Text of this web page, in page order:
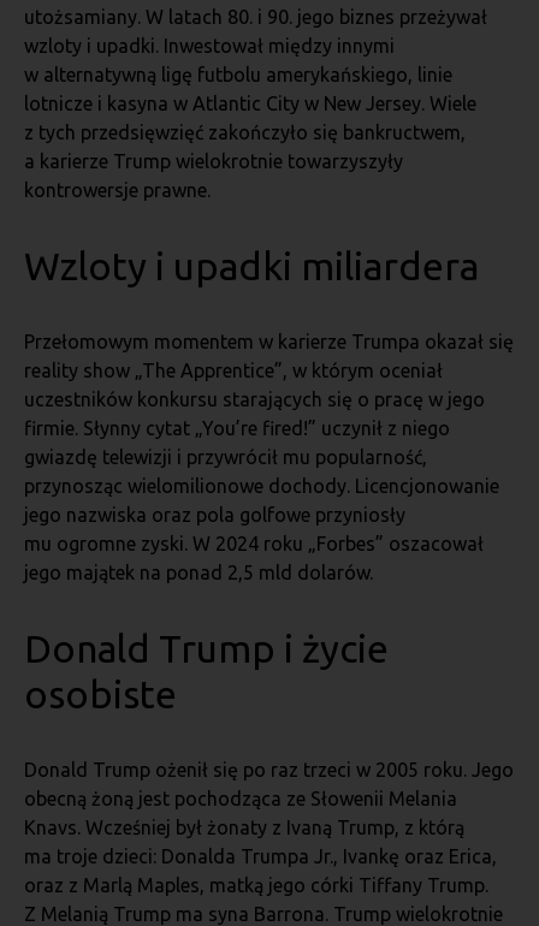
utożsamiany. W latach 80. i 90. jego biznes przeżywał
wzloty i upadki. Inwestował między innymi
w alternatywną ligę futbolu amerykańskiego, linie
lotnicze i kasyna w Atlantic City w New Jersey. Wiele
z tych przedsięwzięć zakończyło się bankructwem,
a karierze Trump wielokrotnie towarzyszyły
kontrowersje prawne.
Wzloty i upadki miliardera
Przełomowym momentem w karierze Trumpa okazał się
reality show „The Apprentice”, w którym oceniał
uczestników konkursu starających się o pracę w jego
firmie. Słynny cytat „You’re fired!” uczynił z niego
gwiazdę telewizji i przywrócił mu popularność,
przynosząc wielomilionowe dochody. Licencjonowanie
jego nazwiska oraz pola golfowe przyniosły
mu ogromne zyski. W 2024 roku „Forbes” oszacował
jego majątek na ponad 2,5 mld dolarów.
Donald Trump i życie
osobiste
Donald Trump ożenił się po raz trzeci w 2005 roku. Jego
obecną żoną jest pochodząca ze Słowenii Melania
Knavs. Wcześniej był żonaty z Ivaną Trump, z którą
ma troje dzieci: Donalda Trumpa Jr., Ivankę oraz Erica,
oraz z Marlą Maples, matką jego córki Tiffany Trump.
Z Melanią Trump ma syna Barrona. Trump wielokrotnie